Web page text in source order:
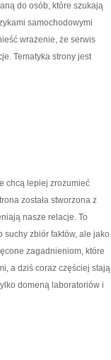
do osób, które szukają
samochodowymi
wrażenie, że serwis
Tematyka strony jest
chcą lepiej zrozumieć
została stworzona z
nasze relacje. To
zbiór faktów, ale jako
zagadnieniom, które
a dziś coraz częściej stają
domeną laboratoriów i